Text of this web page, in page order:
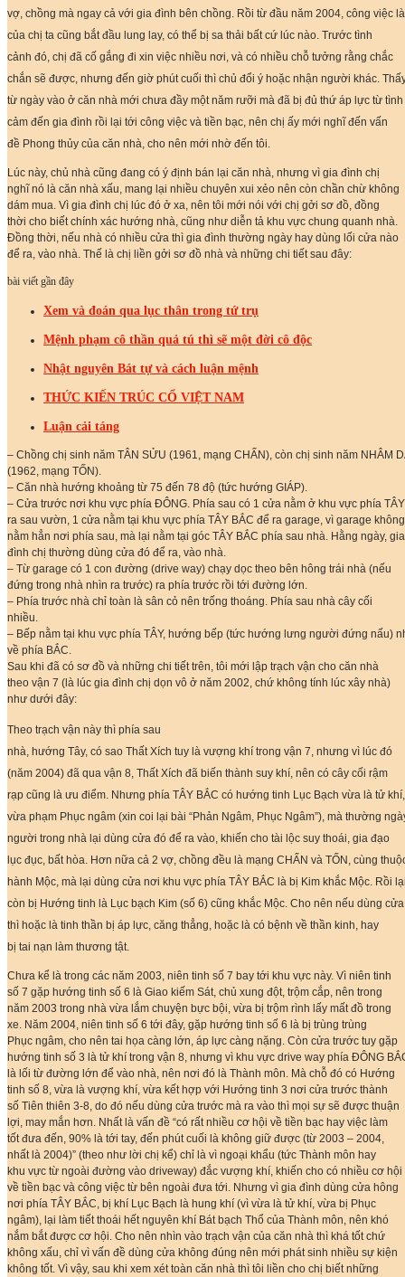
vợ, chồng mà ngay cả với gia đình bên chồng. Rồi từ đầu năm 2004, công việc
của chị ta cũng bắt đầu lung lay, có thể bị sa thải bất cứ lúc nào. Trước tình
cảnh đó, chị đã cố gắng đi xin việc nhiều nơi, và có nhiều chỗ tưởng rằng chắc
chắn sẽ được, nhưng đến giờ phút cuối thì chủ đổi ý hoặc nhận người khác.
từ ngày vào ở căn nhà mới chưa đầy một năm rưỡi mà đã bị đủ thứ áp lực từ tình
cảm đến gia đình rồi lại tới công việc và tiền bạc, nên chị ấy mới nghĩ đến vấn
đề Phong thủy của căn nhà, cho nên mới nhờ đến tôi.
Lúc này, chủ nhà cũng đang có ý định bán lại căn nhà, nhưng vì gia đình chị
nghĩ nó là căn nhà xấu, mang lại nhiều chuyên xui xẻo nên còn chần chừ không
dám mua. Vì gia đình chị lúc đó ở xa, nên tôi mới nói với chị gởi sơ đồ, đồng
thời cho biết chính xác hướng nhà, cũng như diễn tả khu vực chung quanh nhà.
Đồng thời, nếu nhà có nhiều cửa thì gia đình thường ngày hay dùng lối cửa nào
để ra, vào nhà. Thế là chị liền gởi sơ đồ nhà và những chi tiết sau đây:
bài viết gần đây
Xem và đoán qua lục thân trong tứ trụ
Mệnh phạm cô thần quả tú thì sẽ một đời cô độc
Nhật nguyên Bát tự và cách luận mệnh
THỨC KIẾN TRÚC CỔ VIỆT NAM
Luận cải táng
– Chồng chị sinh năm TÂN SỬU (1961, mạng CHẤN), còn chị sinh năm NHÂM
(1962, mạng TỐN).
– Căn nhà hướng khoảng từ 75 đến 78 độ (tức hướng GIÁP).
– Cửa trước nơi khu vực phía ĐÔNG. Phía sau có 1 cửa nằm ở khu vực phía
ra sau vườn, 1 cửa nằm tại khu vực phía TÂY BẮC để ra garage, vì garage không
nằm hẳn nơi phía sau, mà lại nằm tại góc TÂY BẮC phía sau nhà. Hằng ngày, gia
đình chị thường dùng cửa đó để ra, vào nhà.
– Từ garage có 1 con đường (drive way) chạy dọc theo bên hông trái nhà (nếu
đứng trong nhà nhìn ra trước) ra phía trước rồi tới đường lớn.
– Phía trước nhà chỉ toàn là sân cỏ nên trống thoáng. Phía sau nhà cây cối
nhiều.
– Bếp nằm tại khu vực phía TÂY, hướng bếp (tức hướng lưng người đứng nấu)
về phía BẮC.
Sau khi đã có sơ đồ và những chi tiết trên, tôi mới lập trạch vận cho căn nhà
theo vận 7 (là lúc gia đình chị dọn vô ở năm 2002, chứ không tính lúc xây nhà)
như dưới đây:
Theo trạch vận này thì phía sau
nhà, hướng Tây, có sao Thất Xích tuy là vượng khí trong vận 7, nhưng vì lúc đó
(năm 2004) đã qua vận 8, Thất Xích đã biến thành suy khí, nên có cây cối rậm
rạp cũng là ưu điểm. Nhưng phía TÂY BẮC có hướng tinh Lục Bạch vừa là tử khí,
vừa phạm Phục ngâm (xin coi lại bài “Phản Ngâm, Phục Ngâm”), mà thường
người trong nhà lại dùng cửa đó để ra vào, khiến cho tài lộc suy thoái, gia đạo
lục đục, bất hòa. Hơn nữa cả 2 vợ, chồng đều là mạng CHẤN và TỐN, cùng
hành Mộc, mà lại dùng cửa nơi khu vực phía TÂY BẮC là bị Kim khắc Mộc. Rồi
còn bị Hướng tinh là Lục bạch Kim (số 6) cũng khắc Mộc. Cho nên nếu dùng
thì hoặc là tinh thần bị áp lực, căng thẳng, hoặc là có bệnh về thần kinh, hay
bị tai nạn làm thương tật.
Chưa kể là trong các năm 2003, niên tinh số 7 bay tới khu vực này. Vì niên tinh
số 7 gặp hướng tinh số 6 là Giao kiếm Sát, chủ xung đột, trộm cắp, nên trong
năm 2003 trong nhà vừa lắm chuyện bực bội, vừa bị trộm rình lấy mất đồ trong
xe. Năm 2004, niên tinh số 6 tới đây, gặp hướng tinh số 6 là bị trùng trùng
Phục ngâm, cho nên tai họa càng lớn, áp lực càng nặng. Còn cửa trước tuy gặp
hướng tinh số 3 là tử khí trong vận 8, nhưng vì khu vực drive way phía ĐÔNG
là lối từ đường lớn để vào nhà, nên nơi đó là Thành môn. Mà chỗ đó có Hướng
tinh số 8, vừa là vượng khí, vừa kết hợp với Hướng tinh 3 nơi cửa trước thành
số Tiên thiên 3-8, do đó nếu dùng cửa trước mà ra vào thì mọi sự sẽ được thuận
lợi, may mắn hơn. Nhất là vấn đề “có rất nhiều cơ hội về tiền bạc hay việc làm
tốt đưa đến, 90% là tới tay, đến phút cuối là không giữ được (từ 2003 – 2004,
nhất là 2004)” (theo như lời chị kể) chỉ là vì ngoại khẩu (tức Thành môn hay
khu vực từ ngoài đường vào driveway) đắc vượng khí, khiến cho có nhiều cơ hội
về tiền bạc và công việc từ bên ngoài đưa tới. Nhưng vì gia đình dùng cửa hông
nơi phía TÂY BẮC, bị khí Lục Bạch là hung khí (vì vừa là tử khí, vừa bị Phục
ngâm), lại làm tiết thoái hết nguyên khí Bát bạch Thổ của Thành môn, nên khó
nắm bắt được cơ hội. Cho nên nhìn vào trạch vận của căn nhà thì khá tốt chứ
không xấu, chỉ vì vấn đề dùng cửa không đúng nên mới phát sinh nhiều sự kiện
không tốt. Vì vậy, sau khi xem xét toàn căn nhà thì tôi liền cho chị biết những